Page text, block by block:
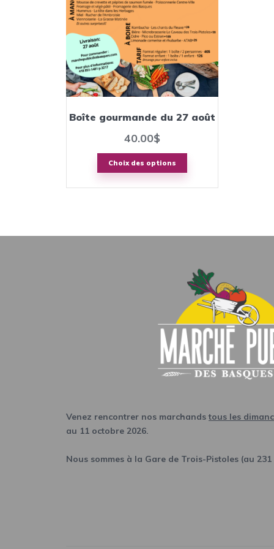
Boîte gourmande du 27 août
40.00$
Choix des options
variations.
Les
options
peuvent
être
choisies
sur
Venez rencontrer nos marchandstous les
au 11 octobre 2026.
Nous sommes à la Gare de Trois-Pistoles (au